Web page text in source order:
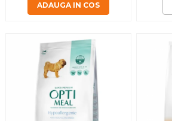
ADAUGA IN COS